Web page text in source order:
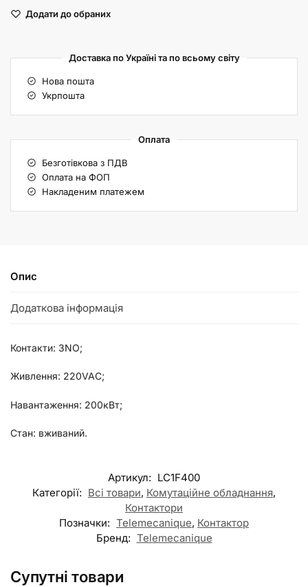
Додати до обраних
Доставка по Україні та по всьому світу
Нова пошта
Укрпошта
Оплата
Безготівкова з ПДВ
Оплата на ФОП
Накладеним платежем
Опис
Додаткова інформація
Контакти: 3NO;
Живлення: 220VAC;
Навантаження: 200кВт;
Стан: вживаний.
Артикул: LC1F400
Категорії: Всі товари, Комутаційне обладнання,
Контактори
Позначки: Telemecanique, Контактор
Бренд: Telemecanique
Супутні товари